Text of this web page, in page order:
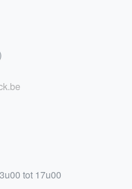
tot 17u00